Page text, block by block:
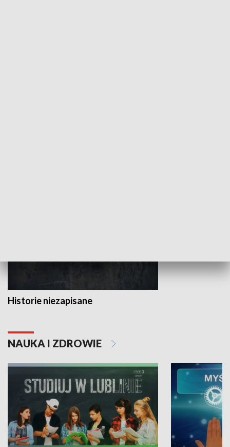
Historie niezapisane
NAUKA I ZDROWIE